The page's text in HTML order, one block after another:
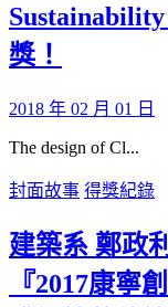
獎！
2018 年 02 月 01 日
The design of Cl...
封面故事 得獎紀錄
建築系 鄭政
『2017康寧